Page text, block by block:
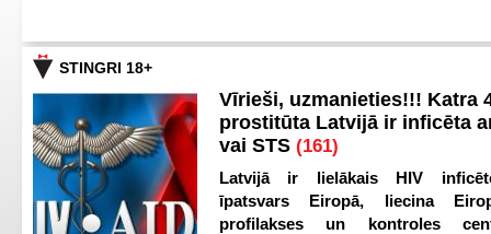
STINGRI 18+
Vīrieši, uzmanieties!!! Katra
prostitūta Latvijā ir inficēta
vai STS (161)
Latvijā ir lielākais HIV
īpatsvars Eiropā, liecina
profilakses un kontroles